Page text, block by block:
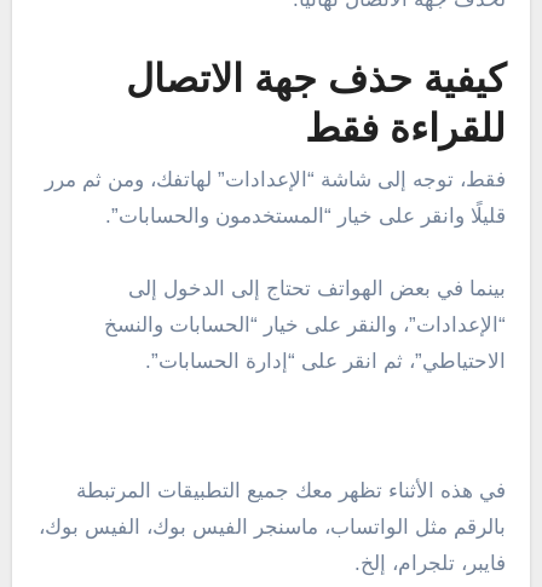
كيفية حذف جهة الاتصال
للقراءة فقط
فقط، توجه إلى شاشة “الإعدادات” لهاتفك، ومن ثم مرر
قليلًا وانقر على خيار “المستخدمون والحسابات”.
بينما في بعض الهواتف تحتاج إلى الدخول إلى
“الإعدادات”، والنقر على خيار “الحسابات والنسخ
الاحتياطي”، ثم انقر على “إدارة الحسابات”.
في هذه الأثناء تظهر معك جميع التطبيقات المرتبطة
بالرقم مثل الواتساب، ماسنجر الفيس بوك، الفيس بوك،
فايبر، تلجرام، إلخ.